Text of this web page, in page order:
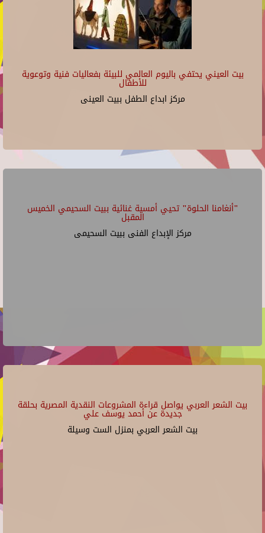
بيت العيني يحتفي باليوم العالمي للبيئة بفعاليات فنية وتوعوية
للأطفال
مركز ابداع الطفل ببيت العينى
"أنغامنا الحلوة" تحيي أمسية غنائية ببيت السحيمي الخميس
المقبل
مركز الإبداع الفنى ببيت السحيمى
بيت الشعر العربي يواصل قراءة المشروعات النقدية المصرية بحلقة
جديدة عن أحمد يوسف علي
بيت الشعر العربي بمنزل الست وسيلة